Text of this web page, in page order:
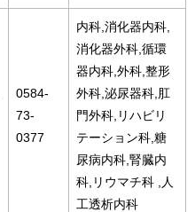
0584-
73-
0377
内科,消化器内科,
消化器外科,循環
器内科,外科,整形
外科,泌尿器科,肛
門外科,リハビリ
テーション科,糖
尿病内科,腎臓内
科,リウマチ科 ,人
工透析内科